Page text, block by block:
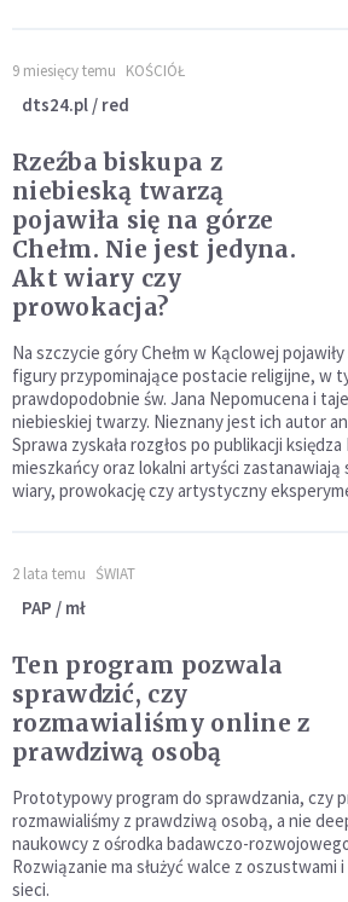
9 miesięcy temu KOŚCIÓŁ
dts24.pl / red
Rzeźba biskupa z
niebieską twarzą
pojawiła się na górze
Chełm. Nie jest jedyna.
Akt wiary czy
prowokacja?
Na szczycie góry Chełm w Kąclowej
figury przypominające postacie religijne, w
prawdopodobnie św. Jana Nepomucena i
niebieskiej twarzy. Nieznany jest ich autor
Sprawa zyskała rozgłos po publikacji
mieszkańcy oraz lokalni artyści zastanawiają
wiary, prowokację czy artystyczny
2 lata temu ŚWIAT
PAP / mł
Ten program pozwala
sprawdzić, czy
rozmawialiśmy online z
prawdziwą osobą
Prototypowy program do sprawdzania, czy
rozmawialiśmy z prawdziwą osobą, a nie
naukowcy z ośrodka badawczo-
Rozwiązanie ma służyć walce z
sieci.